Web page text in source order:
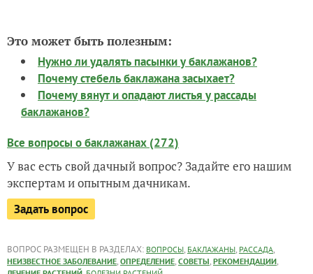
Это может быть полезным:
Нужно ли удалять пасынки у баклажанов?
Почему стебель баклажана засыхает?
Почему вянут и опадают листья у рассады
баклажанов?
Все вопросы о баклажанах (272)
У вас есть свой дачный вопрос? Задайте его нашим
экспертам и опытным дачникам.
Задать вопрос
ВОПРОС РАЗМЕЩЕН В РАЗДЕЛАХ: ВОПРОСЫ, БАКЛАЖАНЫ, РАССАДА,
НЕИЗВЕСТНОЕ ЗАБОЛЕВАНИЕ, ОПРЕДЕЛЕНИЕ, СОВЕТЫ, РЕКОМЕНДАЦИИ,